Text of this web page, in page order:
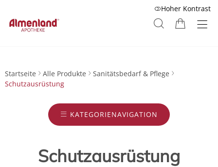
Hoher Kontrast
Startseite Alle Produkte
Sanitätsbedarf & Pflege
Schutzausrüstung
KATEGORIENAVIGATION
Schutzausrüstung